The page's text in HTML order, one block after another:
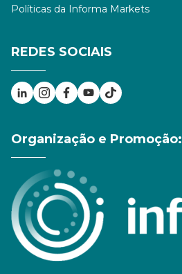
Políticas da Informa Markets
REDES SOCIAIS
Organização e Promoção: